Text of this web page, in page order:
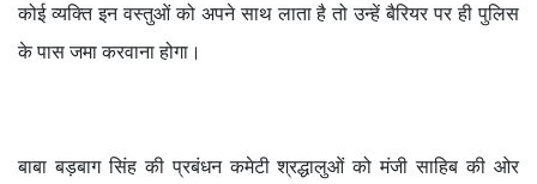
कोई व्यक्ति इन वस्तुओं को अपने साथ लाता है तो उन्हें बैरियर पर ही पुलिस
के पास जमा करवाना होगा।
बाबा बड़बाग सिंह की प्रबंधन कमेटी श्रद्धालुओं को मंजी साहिब की ओर